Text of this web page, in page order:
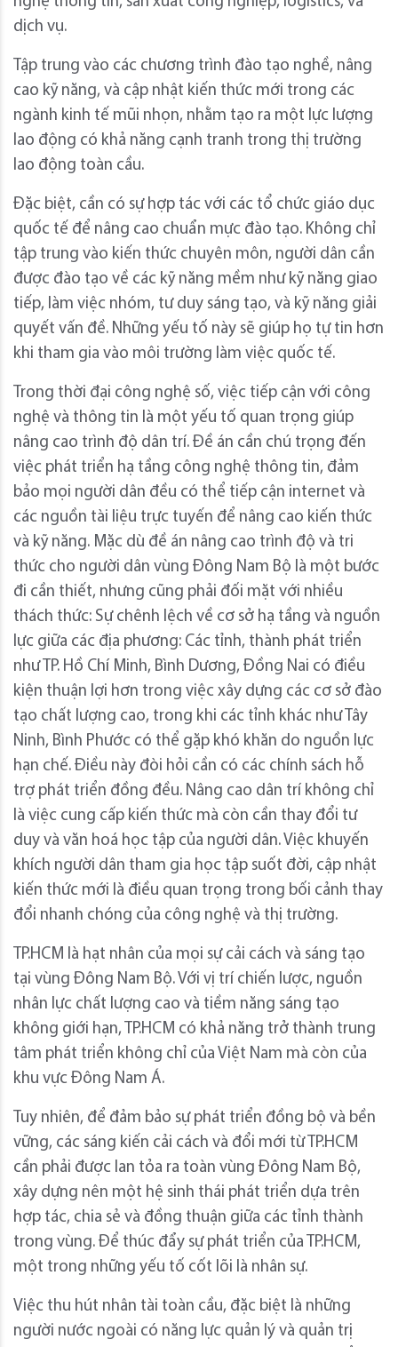
dịch vụ.
Tập trung vào các chương trình đào tạo nghề, nâng
cao kỹ năng, và cập nhật kiến thức mới trong các
ngành kinh tế mũi nhọn, nhằm tạo ra một lực lượng
lao động có khả năng cạnh tranh trong thị trường
lao động toàn cầu.
Đặc biệt, cần có sự hợp tác với các tổ chức giáo dục
quốc tế để nâng cao chuẩn mực đào tạo. Không chỉ
tập trung vào kiến thức chuyên môn, người dân cần
được đào tạo về các kỹ năng mềm như kỹ năng giao
tiếp, làm việc nhóm, tư duy sáng tạo, và kỹ năng giải
quyết vấn đề. Những yếu tố này sẽ giúp họ tự tin hơn
khi tham gia vào môi trường làm việc quốc tế.
Trong thời đại công nghệ số, việc tiếp cận với công
nghệ và thông tin là một yếu tố quan trọng giúp
nâng cao trình độ dân trí. Đề án cần chú trọng đến
việc phát triển hạ tầng công nghệ thông tin, đảm
bảo mọi người dân đều có thể tiếp cận internet và
các nguồn tài liệu trực tuyến để nâng cao kiến thức
và kỹ năng. Mặc dù đề án nâng cao trình độ và tri
thức cho người dân vùng Đông Nam Bộ là một bước
đi cần thiết, nhưng cũng phải đối mặt với nhiều
thách thức: Sự chênh lệch về cơ sở hạ tầng và nguồn
lực giữa các địa phương: Các tỉnh, thành phát triển
như TP. Hồ Chí Minh, Bình Dương, Đồng Nai có điều
kiện thuận lợi hơn trong việc xây dựng các cơ sở đào
tạo chất lượng cao, trong khi các tỉnh khác như Tây
Ninh, Bình Phước có thể gặp khó khăn do nguồn lực
hạn chế. Điều này đòi hỏi cần có các chính sách hỗ
trợ phát triển đồng đều. Nâng cao dân trí không chỉ
là việc cung cấp kiến thức mà còn cần thay đổi tư
duy và văn hoá học tập của người dân. Việc khuyến
khích người dân tham gia học tập suốt đời, cập nhật
kiến thức mới là điều quan trọng trong bối cảnh thay
đổi nhanh chóng của công nghệ và thị trường.
TP.HCM là hạt nhân của mọi sự cải cách và sáng tạo
tại vùng Đông Nam Bộ. Với vị trí chiến lược, nguồn
nhân lực chất lượng cao và tiềm năng sáng tạo
không giới hạn, TP.HCM có khả năng trở thành trung
tâm phát triển không chỉ của Việt Nam mà còn của
khu vực Đông Nam Á.
Tuy nhiên, để đảm bảo sự phát triển đồng bộ và bền
vững, các sáng kiến cải cách và đổi mới từ TP.HCM
cần phải được lan tỏa ra toàn vùng Đông Nam Bộ,
xây dựng nên một hệ sinh thái phát triển dựa trên
hợp tác, chia sẻ và đồng thuận giữa các tỉnh thành
trong vùng. Để thúc đẩy sự phát triển của TP.HCM,
một trong những yếu tố cốt lõi là nhân sự.
Việc thu hút nhân tài toàn cầu, đặc biệt là những
người nước ngoài có năng lực quản lý và quản trị